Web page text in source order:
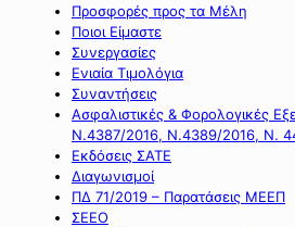
Προσφορές προς τα Μέλη
Ποιοι Είμαστε
Συνεργασίες
Ενιαία Τιμολόγια
Συναντήσεις
Ασφαλιστικές & Φορολογικές
Ν.4387/2016, Ν.4389/2016, Ν.
Εκδόσεις ΣΑΤΕ
Διαγωνισμοί
ΠΔ 71/2019 – Παρατάσεις ΜΕΕΠ
ΣΕΕΟ